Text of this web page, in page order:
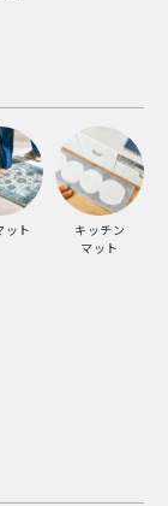
ット
キッチン
マット